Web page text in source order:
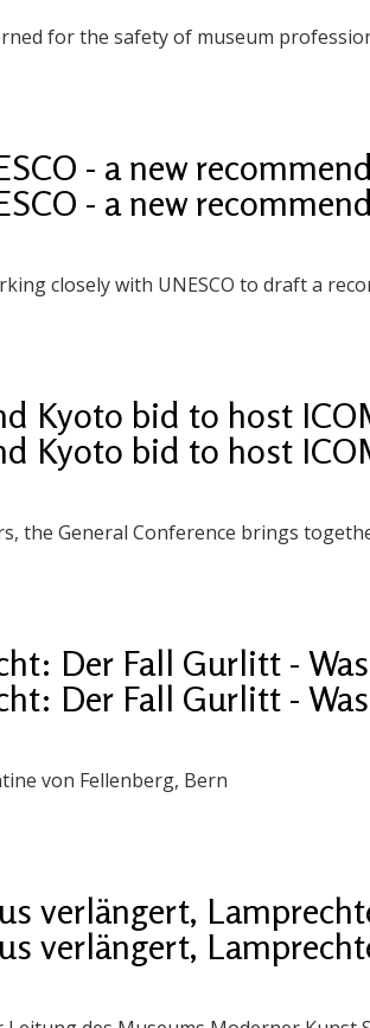
for the safety of museum
- a new
- a new
closely with UNESCO to draft a
Kyoto bid to host
Kyoto bid to host
the General Conference brings
Der Fall Gurlitt -
Der Fall Gurlitt -
von Fellenberg, Bern
verlängert,
verlängert,